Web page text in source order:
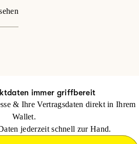
immer griffbereit
& Ihre Vertragsdaten direkt in Ihrem
Wallet.
jederzeit schnell zur Hand.